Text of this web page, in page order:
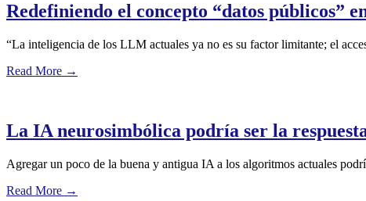
Redefiniendo el concepto “datos públicos”
“La inteligencia de los LLM actuales ya no es su factor limitante; el
Read More →
La IA neurosimbólica podría ser la
Agregar un poco de la buena y antigua IA a los algoritmos actuales
Read More →